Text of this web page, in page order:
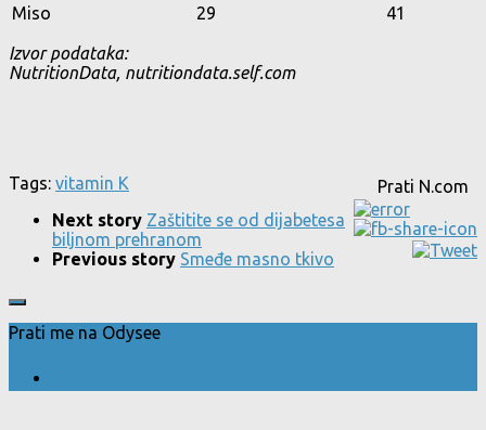
Miso
29 41
Izvor podataka:
NutritionData, nutritiondata.self.com
Prati N.com
Tags: vitamin K
Next story Zaštitite se od dijabetesa
biljnom prehranom
Previous story Smeđe masno tkivo
Prati me na Odysee